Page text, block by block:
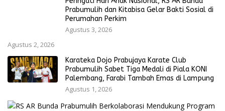
Prabumulih dan Kitabisa Gelar Bakti Sosial di
Perumahan Perkim
Agustus 3, 2026
Agustus 2, 2026
Karateka Dojo Prabujaya Karate Club
Prabumulih Sabet Tiga Medali di Piala KONI
Palembang, Farabi Tambah Emas di Lampung
Agustus 1, 2026